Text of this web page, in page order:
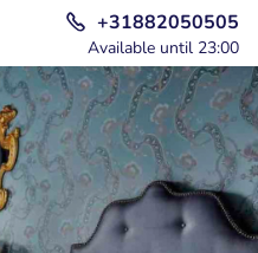
+31882050505
Available until 23:00